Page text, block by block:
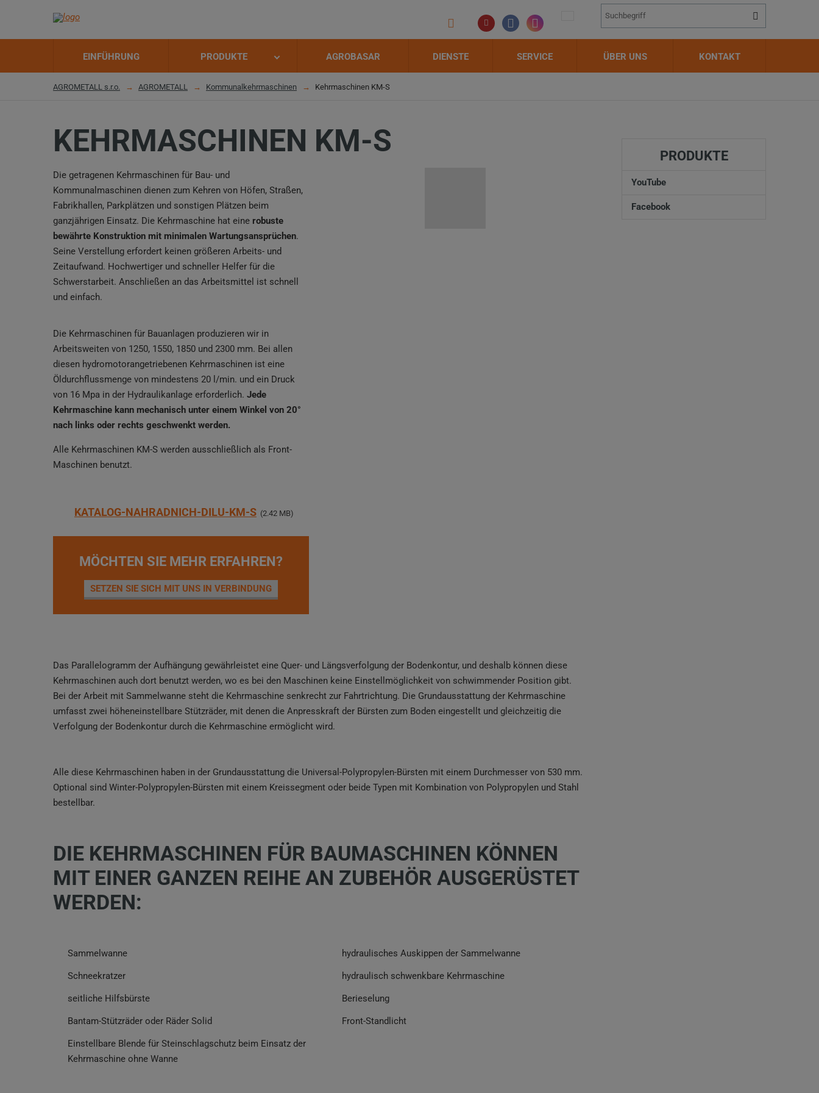
EINFÜHRUNG PRODUKTE AGROBASAR DIENSTE SERVICE ÜBER UNS KONTAKT
Suche
AGROMETALL s.r.o. AGROMETALL Kommunalkehrmaschinen Kehrmaschinen KM-S
KEHRMASCHINEN KM-S
Die getragenen Kehrmaschinen für Bau- und
Kommunalmaschinen dienen zum Kehren von Höfen, Straßen,
Fabrikhallen, Parkplätzen und sonstigen Plätzen beim
ganzjährigen Einsatz. Die Kehrmaschine hat eine robuste
bewährte Konstruktion mit minimalen Wartungsansprüchen.
Seine Verstellung erfordert keinen größeren Arbeits- und
Zeitaufwand. Hochwertiger und schneller Helfer für die
Schwerstarbeit. Anschließen an das Arbeitsmittel ist schnell
und einfach.
Die Kehrmaschinen für Bauanlagen produzieren wir in
Arbeitsweiten von 1250, 1550, 1850 und 2300 mm. Bei allen
diesen hydromotorangetriebenen Kehrmaschinen ist eine
Öldurchflussmenge von mindestens 20 l/min. und ein Druck
von 16 Mpa in der Hydraulikanlage erforderlich. Jede
Kehrmaschine kann mechanisch unter einem Winkel von 20°
nach links oder rechts geschwenkt werden.
Alle Kehrmaschinen KM-S werden ausschließlich als Front-
Maschinen benutzt.
KATALOG-NAHRADNICH-DILU-KM-S 2.42 MB
MÖCHTEN SIE MEHR ERFAHREN?
SETZEN SIE SICH MIT UNS IN VERBINDUNG
Das Parallelogramm der Aufhängung gewährleistet eine Quer- und Längsverfolgung der Bodenkontur, und deshalb können diese
Kehrmaschinen auch dort benutzt werden, wo es bei den Maschinen keine Einstellmöglichkeit von schwimmender Position gibt.
Bei der Arbeit mit Sammelwanne steht die Kehrmaschine senkrecht zur Fahrtrichtung. Die Grundausstattung der Kehrmaschine
umfasst zwei höheneinstellbare Stützräder, mit denen die Anpresskraft der Bürsten zum Boden eingestellt und gleichzeitig die
Verfolgung der Bodenkontur durch die Kehrmaschine ermöglicht wird.
Alle diese Kehrmaschinen haben in der Grundausstattung die Universal-Polypropylen-Bürsten mit einem Durchmesser von 530 mm.
Optional sind Winter-Polypropylen-Bürsten mit einem Kreissegment oder beide Typen mit Kombination von Polypropylen und Stahl
bestellbar.
DIE KEHRMASCHINEN FÜR BAUMASCHINEN KÖNNEN
MIT EINER GANZEN REIHE AN ZUBEHÖR AUSGERÜSTET
WERDEN:
Sammelwanne
Schneekratzer
seitliche Hilfsbürste
Bantam-Stützräder oder Räder Solid
Einstellbare Blende für Steinschlagschutz beim Einsatz der
Kehrmaschine ohne Wanne
hydraulisches Auskippen der Sammelwanne
hydraulisch schwenkbare Kehrmaschine
Berieselung
Front-Standlicht
PRODUKTE
YouTube
Facebook